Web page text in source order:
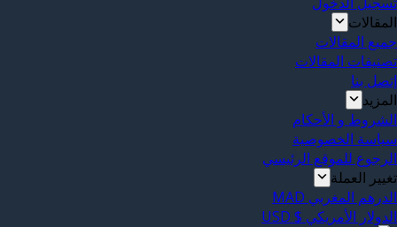
المقالات
جميع المقالات
تصنيفات المقالات
إتصل بنا
المزيد
الشروط و الأحكام
سياسة الخصوصية
الرجوع للموقع الرئيسي
تغيير العملة
الدرهم المغربي MAD
الدولار الأمريكي $ USD